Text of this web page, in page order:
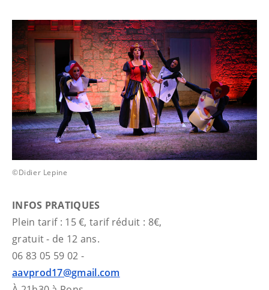
©Didier Lepine
INFOS PRATIQUES
Plein tarif : 15 €, tarif réduit : 8€,
gratuit - de 12 ans.
06 83 05 59 02 -
aavprod17@gmail.com